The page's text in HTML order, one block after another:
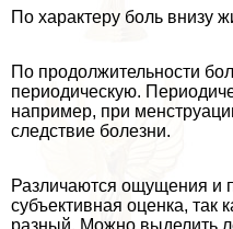
По хаpaктеру боль внизу
По продолжительности
периодическую.
например, при
следствие болезни.
Различаются ощущения и
субъективная оценка, так
разный. Можно выделить